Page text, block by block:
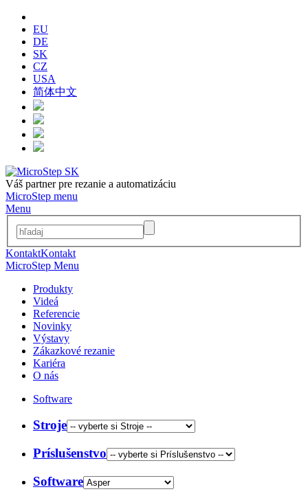
EU
DE
SK
CZ
USA
简体中文
Váš partner pre rezanie a automatizáciu
MicroStep menu
Menu
KontaktKontakt
MicroStep Menu
Produkty
Videá
Referencie
Novinky
Výstavy
Zákazkové rezanie
Kariéra
O nás
Software
Stroje
Príslušenstvo
Software